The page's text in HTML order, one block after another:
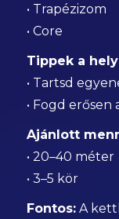
• Trapézizom
• Core
Tippek a
• Tartsd
• Fogd erősen
Ajánlott
• 20–40 méter
• 3–5 kör
Fontos:A